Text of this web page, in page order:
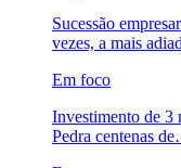
Sucessão
vezes, a mais
Em foco
Investimento de 3
Pedra centenas